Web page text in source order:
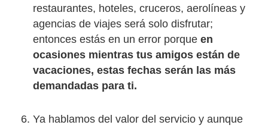
restaurantes, hoteles, cruceros, aerolíneas y
agencias de viajes será solo disfrutar;
entonces estás en un error porque en
ocasiones mientras tus amigos están de
vacaciones, estas fechas serán las más
demandadas para ti.
Ya hablamos del valor del servicio y aunque